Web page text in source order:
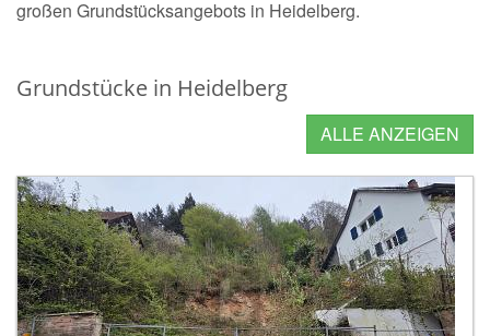
großen Grundstücksangebots in Heidelberg.
Grundstücke in Heidelberg
ALLE ANZEIGEN